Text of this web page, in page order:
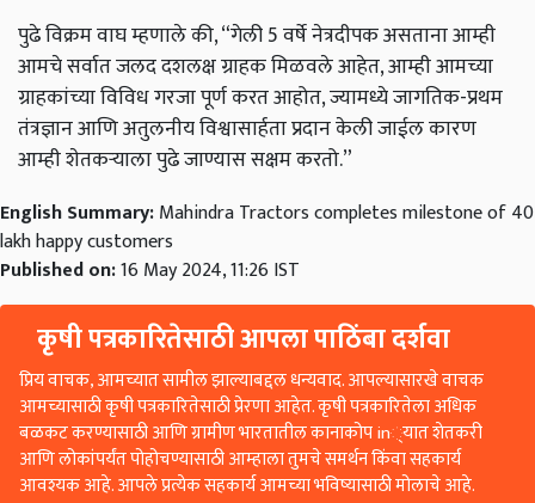
पुढे विक्रम वाघ म्हणाले की, “गेली 5 वर्षे नेत्रदीपक असताना आम्ही
आमचे सर्वात जलद दशलक्ष ग्राहक मिळवले आहेत, आम्ही आमच्या
ग्राहकांच्या विविध गरजा पूर्ण करत आहोत, ज्यामध्ये जागतिक-प्रथम
तंत्रज्ञान आणि अतुलनीय विश्वासार्हता प्रदान केली जाईल कारण
आम्ही शेतकऱ्याला पुढे जाण्यास सक्षम करतो.”
English Summary:Mahindra Tractors completes milestone of 40
lakh happy customers
Published on:16 May 2024, 11:26 IST
कृषी पत्रकारितेसाठी आपला पाठिंबा दर्शवा
प्रिय वाचक, आमच्यात सामील झाल्याबद्दल धन्यवाद. आपल्यासारखे वाचक
आमच्यासाठी कृषी पत्रकारितेसाठी प्रेरणा आहेत. कृषी पत्रकारितेला अधिक
बळकट करण्यासाठी आणि ग्रामीण भारतातील कानाकोप in्यात शेतकरी
आणि लोकांपर्यंत पोहोचण्यासाठी आम्हाला तुमचे समर्थन किंवा सहकार्य
आवश्यक आहे. आपले प्रत्येक सहकार्य आमच्या भविष्यासाठी मोलाचे आहे.